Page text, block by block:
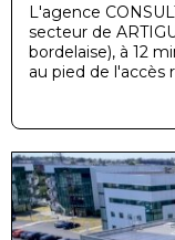
L'agence
secteur de
bordelaise), à 12
au pied de l'accès